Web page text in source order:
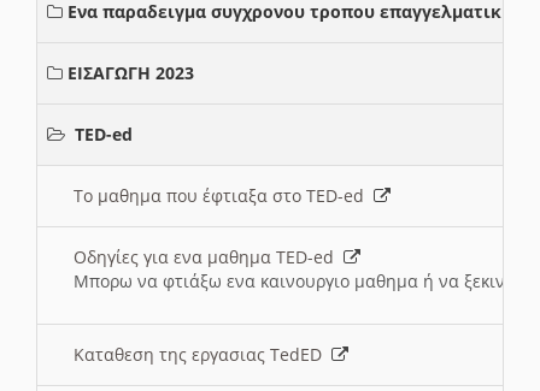
Ενα παραδειγμα συγχρονου τροπου επαγγελματικης
ΕΙΣΑΓΩΓΗ 2023
TED-ed
Το μαθημα που έφτιαξα στο TED-ed
Οδηγίες για ενα μαθημα TED-ed
Μπορω να φτιάξω ενα καινουργιο μαθημα ή να
Καταθεση της εργασιας TedED